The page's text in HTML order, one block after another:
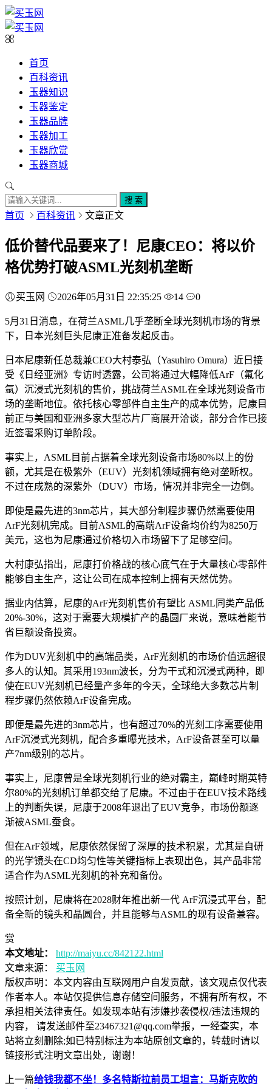
首页
百科资讯
玉器知识
玉器鉴定
玉器品牌
玉器加工
玉器欣赏
玉器商城
搜 索
首页 百科资讯 文章正文
低价替代品要来了！尼康CEO：将以价
格优势打破ASML光刻机垄断
买玉网 2026年05月31日 22:35:25 14 0
5月31日消息，在荷兰ASML几乎垄断全球光刻机市场的背景
下，日本光刻巨头尼康正准备发起反击。
日本尼康新任总裁兼CEO大村泰弘（Yasuhiro Omura）近日接
受《日经亚洲》专访时透露，公司将通过大幅降低ArF（氟化
氩）沉浸式光刻机的售价，挑战荷兰ASML在全球光刻设备市
场的垄断地位。依托核心零部件自主生产的成本优势，尼康目
前正与美国和亚洲多家大型芯片厂商展开洽谈，部分合作已接
近签署采购订单阶段。
事实上，ASML目前占据着全球光刻设备市场80%以上的份
额，尤其是在极紫外（EUV）光刻机领域拥有绝对垄断权。
不过在成熟的深紫外（DUV）市场，情况并非完全一边倒。
即使是最先进的3nm芯片，其大部分制程步骤仍然需要使用
ArF光刻机完成。目前ASML的高端ArF设备均价约为8250万
美元，这也为尼康通过价格切入市场留下了足够空间。
大村康弘指出，尼康打价格战的核心底气在于大量核心零部件
能够自主生产，这让公司在成本控制上拥有天然优势。
据业内估算，尼康的ArF光刻机售价有望比 ASML同类产品低
20%-30%，这对于需要大规模扩产的晶圆厂来说，意味着能节
省巨额设备投资。
作为DUV光刻机中的高端品类，ArF光刻机的市场价值远超很
多人的认知。其采用193nm波长，分为干式和沉浸式两种，即
使在EUV光刻机已经量产多年的今天，全球绝大多数芯片制
程步骤仍然依赖ArF设备完成。
即便是最先进的3nm芯片，也有超过70%的光刻工序需要使用
ArF沉浸式光刻机，配合多重曝光技术，ArF设备甚至可以量
产7nm级别的芯片。
事实上，尼康曾是全球光刻机行业的绝对霸主，巅峰时期英特
尔80%的光刻机订单都交给了尼康。不过由于在EUV技术路线
上的判断失误，尼康于2008年退出了EUV竞争，市场份额逐
渐被ASML蚕食。
但在ArF领域，尼康依然保留了深厚的技术积累，尤其是自研
的光学镜头在CD均匀性等关键指标上表现出色，其产品非常
适合作为ASML光刻机的补充和备份。
按照计划，尼康将在2028财年推出新一代 ArF沉浸式平台，配
备全新的镜头和晶圆台，并且能够与ASML的现有设备兼容。
赏
本文地址：
http://maiyu.cc/842122.html
文章来源：
买玉网
版权声明： 本文内容由互联网用户自发贡献，该文观点仅代表
作者本人。本站仅提供信息存储空间服务，不拥有所有权，不
承担相关法律责任。如发现本站有涉嫌抄袭侵权/违法违规的
内容， 请发送邮件至23467321@qq.com举报，一经查实，本
站将立刻删除;如已特别标注为本站原创文章的，转载时请以
链接形式注明文章出处，谢谢！
上一篇给钱我都不坐！多名特斯拉前员工坦言：马斯克吹的